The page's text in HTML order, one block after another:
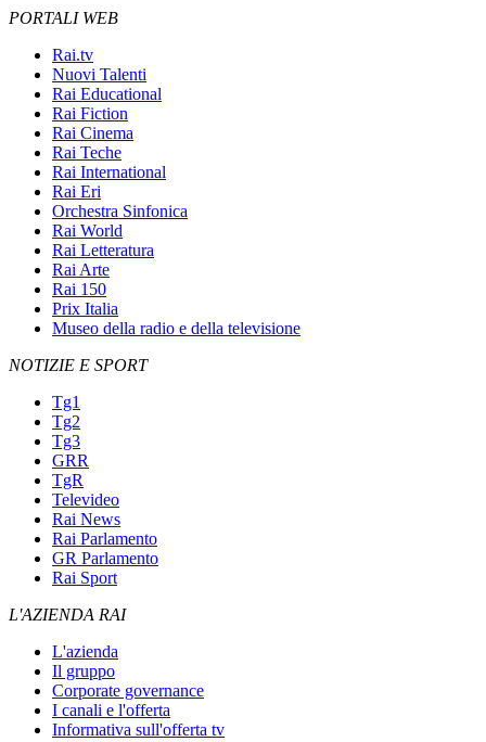
PORTALI WEB
Rai.tv
Nuovi Talenti
Rai Educational
Rai Fiction
Rai Cinema
Rai Teche
Rai International
Rai Eri
Orchestra Sinfonica
Rai World
Rai Letteratura
Rai Arte
Rai 150
Prix Italia
Museo della radio e della televisione
NOTIZIE E SPORT
Tg1
Tg2
Tg3
GRR
TgR
Televideo
Rai News
Rai Parlamento
GR Parlamento
Rai Sport
L'AZIENDA RAI
L'azienda
Il gruppo
Corporate governance
I canali e l'offerta
Informativa sull'offerta tv